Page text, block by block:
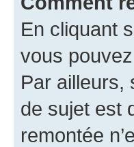
En cliquant
vous pouvez
Par ailleurs,
de sujet est
remontée